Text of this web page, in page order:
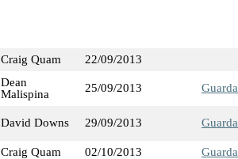
Craig Quam 22/09/2013
Dean
Malispina
25/09/2013 Guarda
David Downs 29/09/2013 Guarda
Craig Quam 02/10/2013 Guarda